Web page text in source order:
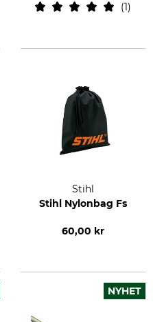
1
Stihl
Stihl Nylonbag Fs
60,00 kr
NYHET